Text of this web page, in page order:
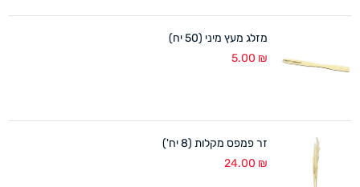
מזלג מעץ מיני (50 יח)
5.00 ₪
זר פמפס מקלות (8 יח')
24.00 ₪